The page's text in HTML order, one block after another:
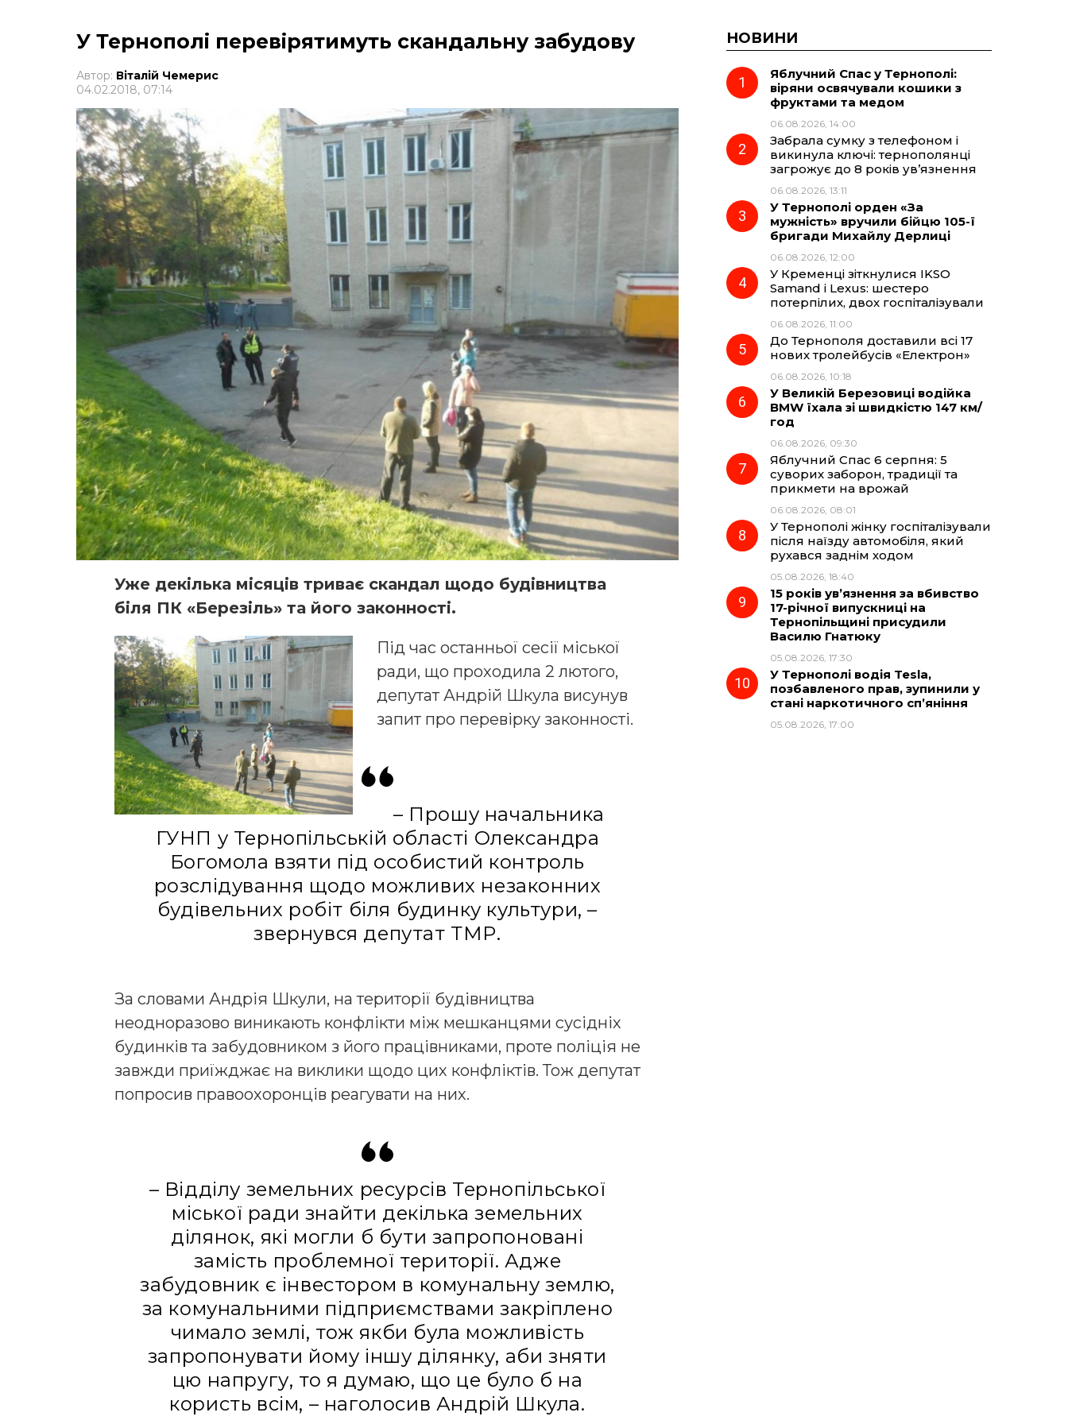
У Тернополі перевірятимуть скандальну забудову
Автор: Віталій Чемерис
04.02.2018, 07:14
Уже декілька місяців триває скандал щодо будівництва
біля ПК «Березіль» та його законності.
Під час останньої сесії міської
ради, що проходила 2 лютого,
депутат Андрій Шкула висунув
запит про перевірку законності.
– Прошу начальника
ГУНП у Тернопільській області Олександра
Богомола взяти під особистий контроль
розслідування щодо можливих незаконних
будівельних робіт біля будинку культури, –
звернувся депутат ТМР.
За словами Андрія Шкули, на території будівництва
неодноразово виникають конфлікти між мешканцями сусідніх
будинків та забудовником з його працівниками, проте поліція не
завжди приїжджає на виклики щодо цих конфліктів. Тож депутат
попросив правоохоронців реагувати на них.
– Відділу земельних ресурсів Тернопільської
міської ради знайти декілька земельних
ділянок, які могли б бути запропоновані
замість проблемної території. Адже
забудовник є інвестором в комунальну землю,
за комунальними підприємствами закріплено
чимало землі, тож якби була можливість
запропонувати йому іншу ділянку, аби зняти
цю напругу, то я думаю, що це було б на
користь всім, – наголосив Андрій Шкула.
НОВИНИ
Яблучний Спас у Тернополі:
віряни освячували кошики з
фруктами та медом
06.08.2026, 14:00
Забрала сумку з телефоном і
викинула ключі: тернополянці
загрожує до 8 років ув’язнення
06.08.2026, 13:11
У Тернополі орден «За
мужність» вручили бійцю 105-ї
бригади Михайлу Дерлиці
06.08.2026, 12:00
У Кременці зіткнулися IKSO
Samand і Lexus: шестеро
потерпілих, двох госпіталізували
06.08.2026, 11:00
До Тернополя доставили всі 17
нових тролейбусів «Електрон»
06.08.2026, 10:18
У Великій Березовиці водійка
BMW їхала зі швидкістю 147 км/
год
06.08.2026, 09:30
Яблучний Спас 6 серпня: 5
суворих заборон, традиції та
прикмети на врожай
06.08.2026, 08:01
У Тернополі жінку госпіталізували
після наїзду автомобіля, який
рухався заднім ходом
05.08.2026, 18:40
15 років ув’язнення за вбивство
17-річної випускниці на
Тернопільщині присудили
Василю Гнатюку
05.08.2026, 17:30
У Тернополі водія Tesla,
позбавленого прав, зупинили у
стані наркотичного сп’яніння
05.08.2026, 17:00